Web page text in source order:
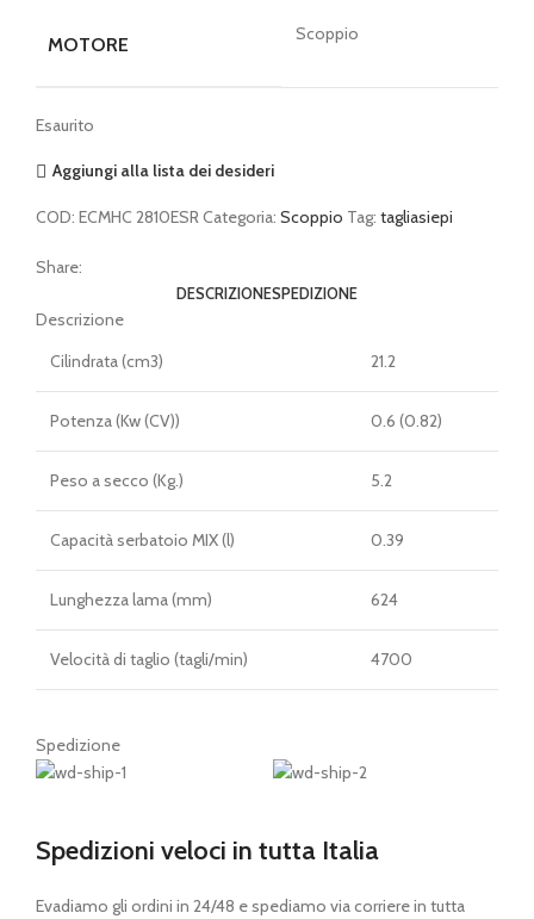
MOTORE Scoppio
Esaurito
Aggiungi alla lista dei desideri
COD: ECMHC 2810ESR Categoria: Scoppio Tag: tagliasiepi
Share:
DESCRIZIONESPEDIZIONE
Descrizione
Cilindrata (cm3)
21.2
Potenza (Kw (CV)) 0.6 (0.82)
Peso a secco (Kg.) 5.2
Capacità serbatoio MIX (l) 0.39
Lunghezza lama (mm) 624
Velocità di taglio (tagli/min) 4700
Spedizione
Spedizioni veloci in tutta Italia
Evadiamo gli ordini in 24/48 e spediamo via corriere in tutta